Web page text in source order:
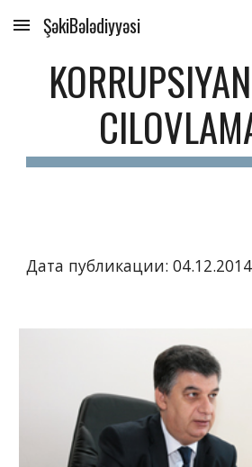
Skip to main content
ŞəkiBələdiyyəsi
Дата публикации: